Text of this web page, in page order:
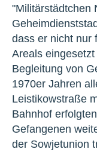
"Militärstädtchen
dass er nicht nur
Areals
Begleitung von
1970er Jahren
Leistikowstraße
Bahnhof
Gefangenen
der Sowjetunion